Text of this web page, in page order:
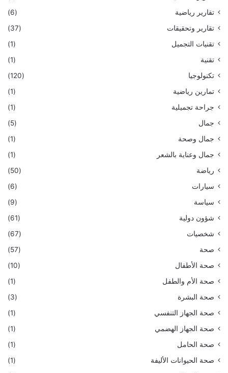
تقارير رياضية
(6)
تقارير وتحقيقات
(37)
تقنيات التجميل
(1)
تقنية
(1)
تكنولوجيا
(120)
تمارين رياضية
(1)
جراحة تجميلية
(1)
جمال
(5)
جمال وصحة
(1)
جمال وعناية بالشعر
(1)
رياضة
(50)
سيارات
(6)
سياسة
(9)
شؤون دولية
(61)
شخصيات
(67)
صحة
(57)
صحة الأطفال
(10)
صحة الأم والطفل
(1)
صحة البشرة
(3)
صحة الجهاز التنفسي
(1)
صحة الجهاز الهضمي
(1)
صحة الحامل
(1)
صحة الحيوانات الأليفة
(1)